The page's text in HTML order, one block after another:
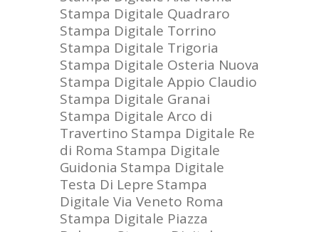
Stampa Digitale Quadraro
Stampa Digitale Torrino
Stampa Digitale Trigoria
Stampa Digitale Osteria Nuova
Stampa Digitale Appio Claudio
Stampa Digitale Granai
Stampa Digitale Arco di
Travertino Stampa Digitale Re
di Roma Stampa Digitale
Guidonia Stampa Digitale
Testa Di Lepre Stampa
Digitale Via Veneto Roma
Stampa Digitale Piazza